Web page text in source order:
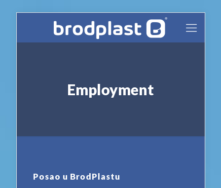
Employment
Posao u BrodPlastu